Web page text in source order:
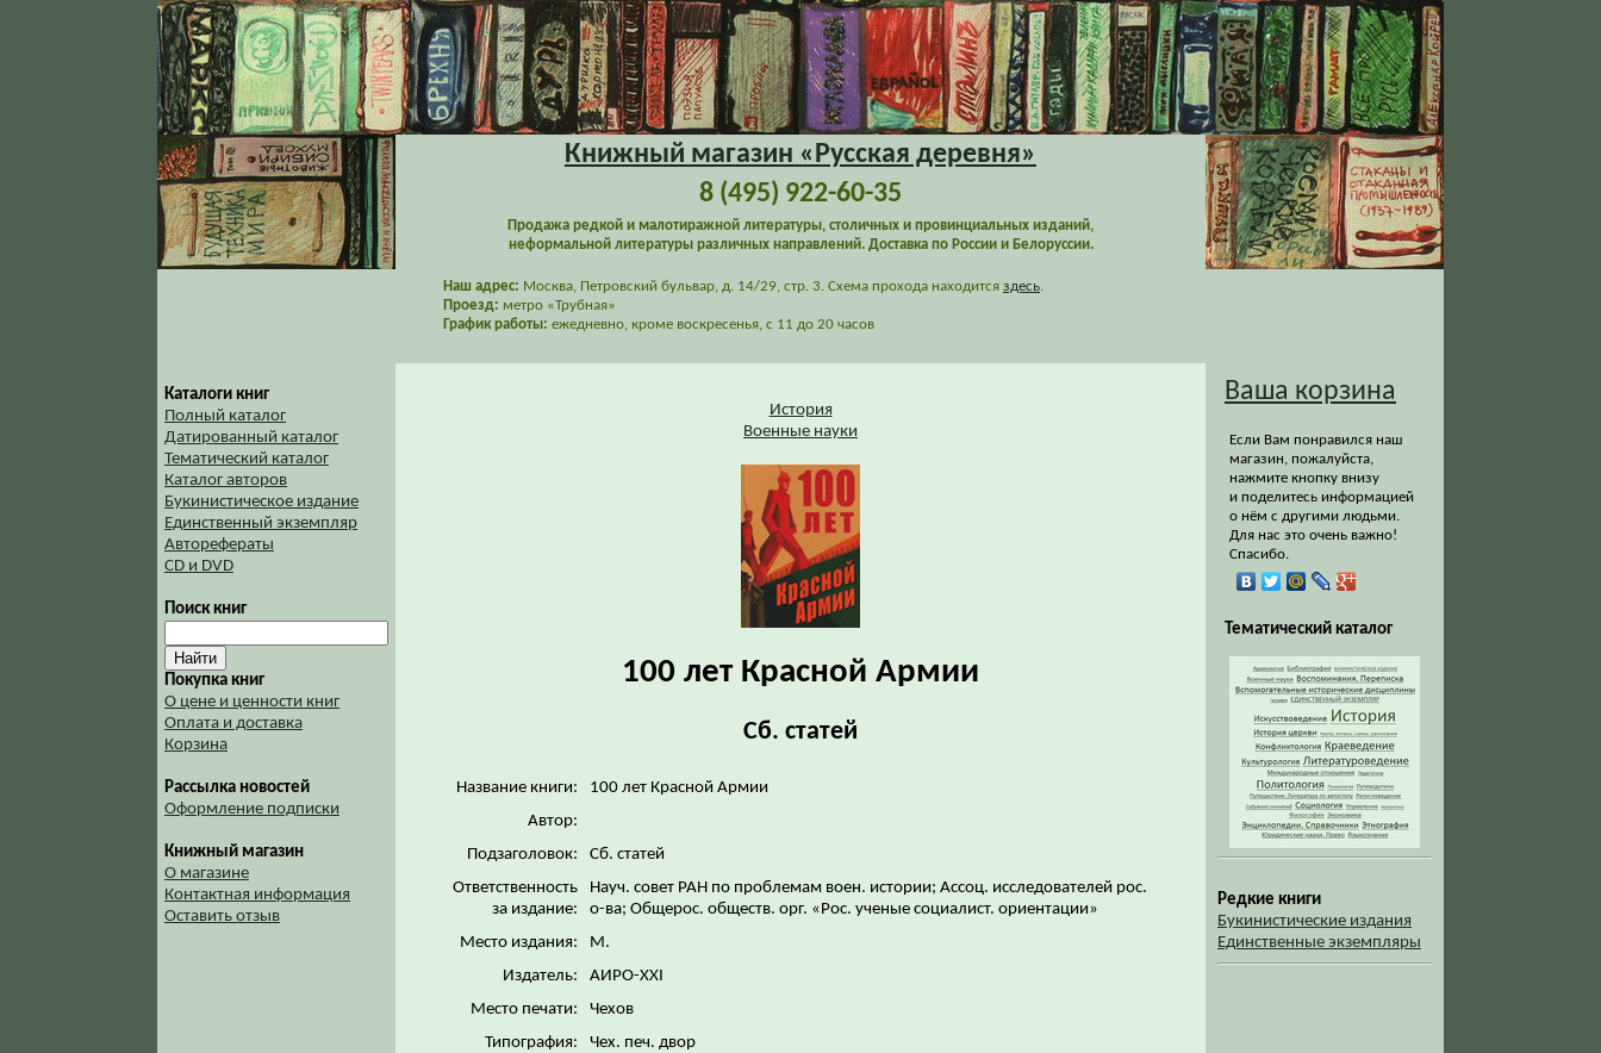
Книжный магазин «Русская деревня»
8 (495) 922-60-35
Продажа редкой и малотиражной литературы, столичных и провинциальных изданий,
неформальной литературы различных направлений. Доставка по России и Белоруссии.
Наш адрес: Москва, Петровский бульвар, д. 14/29, стр. 3. Схема прохода находится здесь.
Проезд: метро «Трубная»
График работы: ежедневно, кроме воскресенья, с 11 до 20 часов
Каталоги книг
Полный каталог
Датированный каталог
Тематический каталог
Каталог авторов
Букинистическое издание
Единственный экземпляр
Авторефераты
CD и DVD
Поиск книг
Покупка книг
О цене и ценности книг
Оплата и доставка
Корзина
Рассылка новостей
Оформление подписки
Книжный магазин
О магазине
Контактная информация
Оставить отзыв
История
Военные науки
100 лет Красной Армии
Сб. статей
Название книги:
100 лет Красной Армии
Автор:
Подзаголовок:
Сб. статей
Ответственность
за издание:
Науч. совет РАН по проблемам воен. истории; Ассоц. исследователей рос.
о-ва; Общерос. обществ. орг. «Рос. ученые социалист. ориентации»
Место издания:
М.
Издатель:
АИРО-XXI
Место печати:
Чехов
Типография:
Чех. печ. двор
Ваша корзина
Если Вам понравился наш
магазин, пожалуйста,
нажмите кнопку внизу
и поделитесь информацией
о нём с другими людьми.
Для нас это очень важно!
Спасибо.
Тематический каталог
Редкие книги
Букинистические издания
Единственные экземпляры